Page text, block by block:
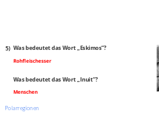
5) Was bedeutet das Wort „Eskimos“?
Rohfleischesser
Was bedeutet das Wort „Inuit“?
Menschen
Polarregionen